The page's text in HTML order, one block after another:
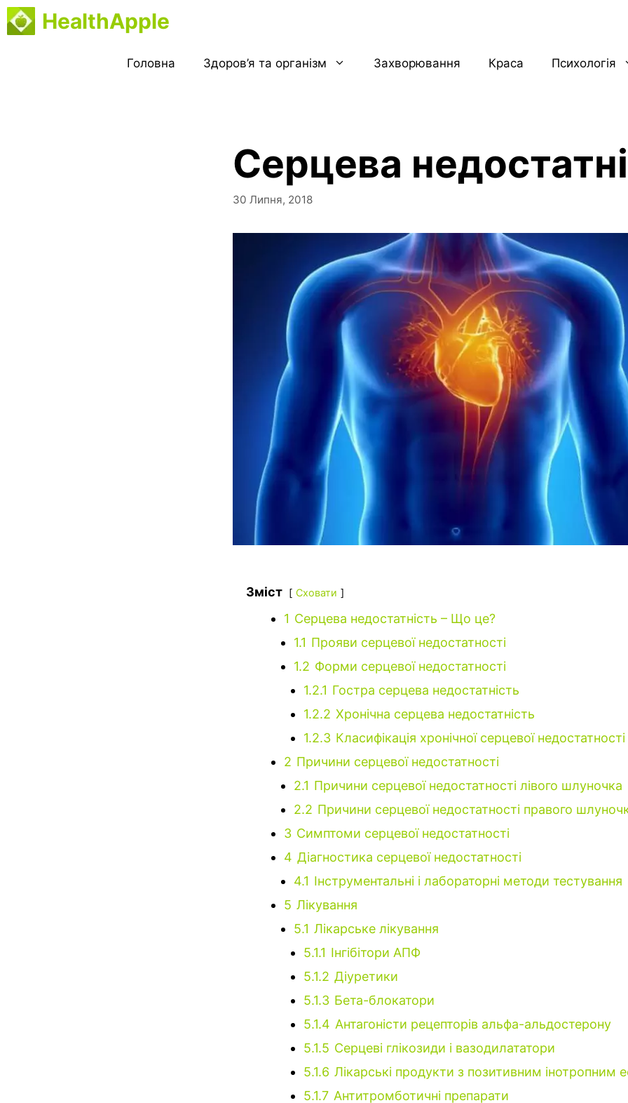
Перейти
до
HealthApple
Головна Здоров’я та організм Захворювання Краса Психологія
Серцева
30 Липня, 2018
Зміст Сховати
1 Серцева недостатність – Що це?
1.1 Прояви серцевої недостатності
1.2 Форми серцевої недостатності
1.2.1 Гостра серцева недостатність
1.2.2 Хронічна серцева недостатність
1.2.3 Класифікація хронічної серцевої недостатності
2 Причини серцевої недостатності
2.1 Причини серцевої недостатності лівого шлуночка
2.2 Причини серцевої недостатності правого
3 Симптоми серцевої недостатності
4 Діагностика серцевої недостатності
4.1 Інструментальні і лабораторні методи тестування
5 Лікування
5.1 Лікарське лікування
5.1.1 Інгібітори АПФ
5.1.2 Діуретики
5.1.3 Бета-блокатори
5.1.4 Антагоністи рецепторів альфа-альдостерону
5.1.5 Серцеві глікозиди і вазодилататори
5.1.6 Лікарські продукти з позитивним інотропним
5.1.7 Антитромботичні препарати